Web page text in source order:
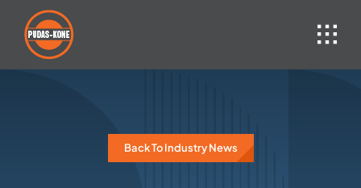
content
Back To Industry News